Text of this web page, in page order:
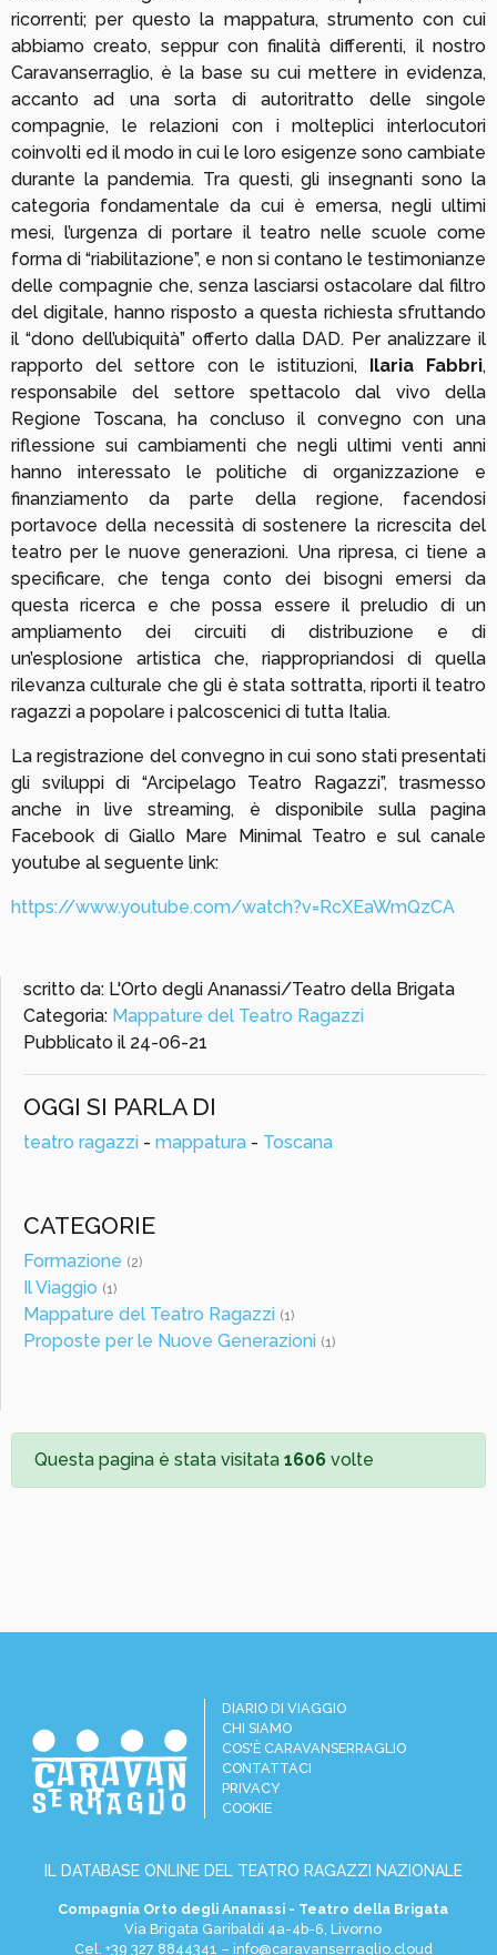
ricorrenti; per questo la mappatura, strumento con cui
abbiamo creato, seppur con finalità differenti, il nostro
Caravanserraglio, è la base su cui mettere in evidenza,
accanto ad una sorta di autoritratto delle singole
compagnie, le relazioni con i molteplici interlocutori
coinvolti ed il modo in cui le loro esigenze sono cambiate
durante la pandemia. Tra questi, gli insegnanti sono la
categoria fondamentale da cui è emersa, negli ultimi
mesi, l’urgenza di portare il teatro nelle scuole come
forma di “riabilitazione”, e non si contano le testimonianze
delle compagnie che, senza lasciarsi ostacolare dal filtro
del digitale, hanno risposto a questa richiesta sfruttando
il “dono dell’ubiquità” offerto dalla DAD. Per analizzare il
rapporto del settore con le istituzioni, Ilaria Fabbri,
responsabile del settore spettacolo dal vivo della
Regione Toscana, ha concluso il convegno con una
riflessione sui cambiamenti che negli ultimi venti anni
hanno interessato le politiche di organizzazione e
finanziamento da parte della regione, facendosi
portavoce della necessità di sostenere la ricrescita del
teatro per le nuove generazioni. Una ripresa, ci tiene a
specificare, che tenga conto dei bisogni emersi da
questa ricerca e che possa essere il preludio di un
ampliamento dei circuiti di distribuzione e di
un’esplosione artistica che, riappropriandosi di quella
rilevanza culturale che gli è stata sottratta, riporti il teatro
ragazzi a popolare i palcoscenici di tutta Italia.
La registrazione del convegno in cui sono stati presentati
gli sviluppi di “Arcipelago Teatro Ragazzi”, trasmesso
anche in live streaming, è disponibile sulla pagina
Facebook di Giallo Mare Minimal Teatro e sul canale
youtube al seguente link:
https://www.youtube.com/watch?v=RcXEaWmQzCA
scritto da: L'Orto degli Ananassi/Teatro della Brigata
Categoria: Mappature del Teatro Ragazzi
Pubblicato il 24-06-21
OGGI SI PARLA DI
teatro ragazzi - mappatura - Toscana
CATEGORIE
Formazione (2)
Il Viaggio (1)
Mappature del Teatro Ragazzi (1)
Proposte per le Nuove Generazioni (1)
Questa pagina è stata visitata 1606 volte
DIARIO DI VIAGGIO
CHI SIAMO
COS'È CARAVANSERRAGLIO
CONTATTACI
PRIVACY
COOKIE
IL DATABASE ONLINE DEL TEATRO RAGAZZI NAZIONALE
Compagnia Orto degli Ananassi - Teatro della Brigata
Via Brigata Garibaldi 4a-4b-6, Livorno
Cel. +39 327 8844341 – info@caravanserraglio.cloud